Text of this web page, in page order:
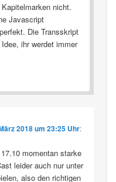
nicht.
Javascript
Die Transskript
ihr werdet immer
2018 um 23:25 Uhr:
momentan starke
leider auch nur unter
also den richtigen